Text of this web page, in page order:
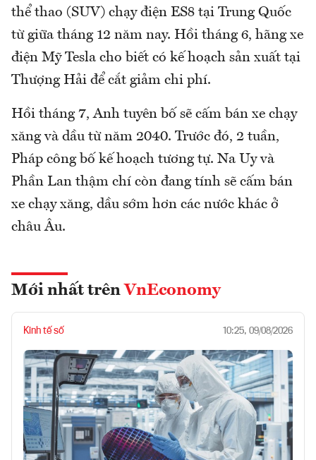
thể thao (SUV) chạy điện ES8 tại Trung Quốc
từ giữa tháng 12 năm nay. Hồi tháng 6, hãng xe
điện Mỹ Tesla cho biết có kế hoạch sản xuất tại
Thượng Hải để cắt giảm chi phí.
Hồi tháng 7, Anh tuyên bố sẽ cấm bán xe chạy
xăng và dầu từ năm 2040. Trước đó, 2 tuần,
Pháp công bố kế hoạch tương tự. Na Uy và
Phần Lan thậm chí còn đang tính sẽ cấm bán
xe chạy xăng, dầu sớm hơn các nước khác ở
châu Âu.
Mới nhất trên VnEconomy
Kinh tế số 10:25, 09/08/2026